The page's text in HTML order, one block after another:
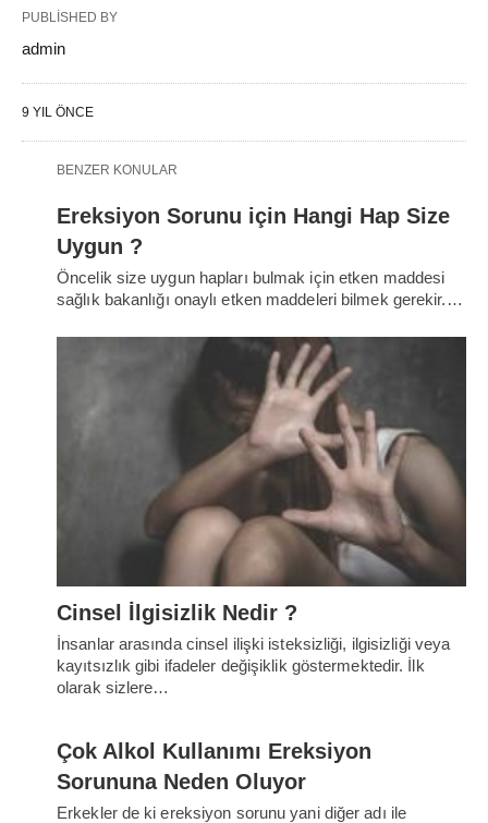
PUBLISHED BY
admin
9 YIL ÖNCE
BENZER KONULAR
Ereksiyon Sorunu için Hangi Hap Size
Uygun ?
Öncelik size uygun hapları bulmak için etken maddesi
sağlık bakanlığı onaylı etken maddeleri bilmek gerekir.…
Cinsel İlgisizlik Nedir ?
İnsanlar arasında cinsel ilişki isteksizliği, ilgisizliği veya
kayıtsızlık gibi ifadeler değişiklik göstermektedir. İlk
olarak sizlere…
Çok Alkol Kullanımı Ereksiyon
Sorununa Neden Oluyor
Erkekler de ki ereksiyon sorunu yani diğer adı ile